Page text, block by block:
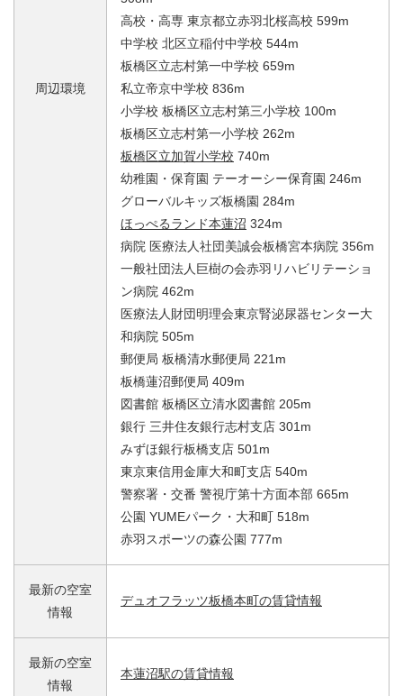
周辺環境
高校・高専 東京都立赤羽北桜高校 599m
中学校 北区立稲付中学校 544m
板橋区立志村第一中学校 659m
私立帝京中学校 836m
小学校 板橋区立志村第三小学校 100m
板橋区立志村第一小学校 262m
板橋区立加賀小学校 740m
幼稚園・保育園 テーオーシー保育園 246m
グローバルキッズ板橋園 284m
ほっぺるランド本蓮沼 324m
病院 医療法人社団美誠会板橋宮本病院 356m
一般社団法人巨樹の会赤羽リハビリテーショ
ン病院 462m
医療法人財団明理会東京腎泌尿器センター大
和病院 505m
郵便局 板橋清水郵便局 221m
板橋蓮沼郵便局 409m
図書館 板橋区立清水図書館 205m
銀行 三井住友銀行志村支店 301m
みずほ銀行板橋支店 501m
東京東信用金庫大和町支店 540m
警察署・交番 警視庁第十方面本部 665m
公園 YUMEパーク・大和町 518m
赤羽スポーツの森公園 777m
最新の空室
情報
デュオフラッツ板橋本町の賃貸情報
最新の空室
情報
本蓮沼駅の賃貸情報